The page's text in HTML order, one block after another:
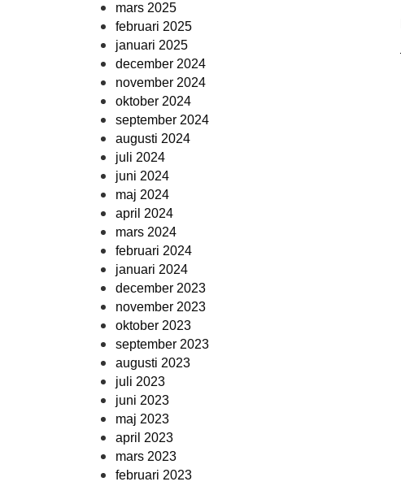
mars 2025
februari 2025
januari 2025
december 2024
november 2024
oktober 2024
september 2024
augusti 2024
juli 2024
juni 2024
maj 2024
april 2024
mars 2024
februari 2024
januari 2024
december 2023
november 2023
oktober 2023
september 2023
augusti 2023
juli 2023
juni 2023
maj 2023
april 2023
mars 2023
februari 2023